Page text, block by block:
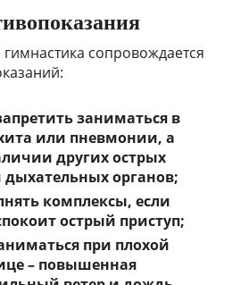
сопровождается
заниматься в
или пневмонии, а
других острых
органов;
комплексы, если
острый приступ;
при плохой
– повышенная